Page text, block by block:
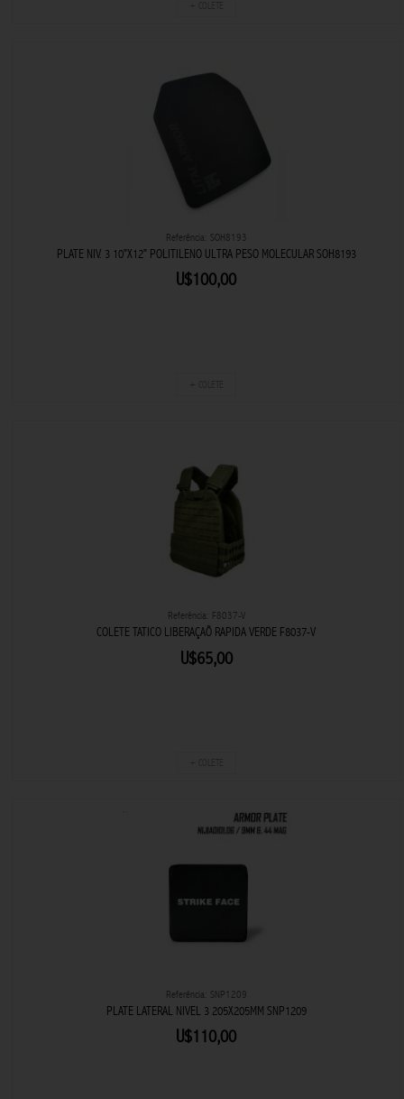
Referência: SOH8193
PLATE NIV. 3 10"X12" POLITILENO ULTRA PESO MOLECULAR SOH8193
U$100,00
Referência: F8037-V
COLETE TATICO LIBERAÇAÕ RAPIDA VERDE F8037-V
U$65,00
Referência: SNP1209
PLATE LATERAL NIVEL 3 205X205MM SNP1209
U$110,00